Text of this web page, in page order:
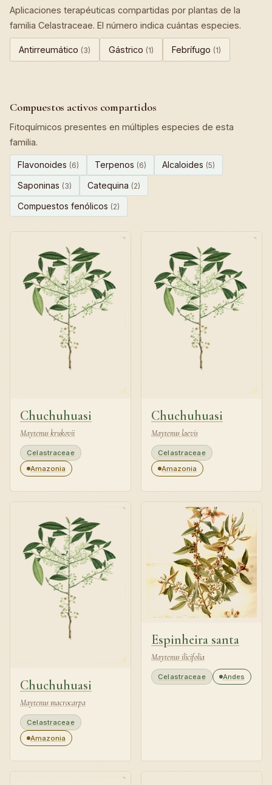
Aplicaciones terapéuticas compartidas por plantas de la
familia Celastraceae. El número indica cuántas especies.
Antirreumático (3) Gástrico (1) Febrífugo (1)
Compuestos activos compartidos
Fitoquímicos presentes en múltiples especies de esta
familia.
Flavonoides (6) Terpenos (6) Alcaloides (5)
Saponinas (3) Catequina (2)
Compuestos fenólicos (2)
Chuchuhuasi
Maytenus krukovii
Celastraceae
Amazonia
Chuchuhuasi
Maytenus laevis
Celastraceae
Amazonia
Chuchuhuasi
Maytenus macrocarpa
Celastraceae
Amazonia
Espinheira santa
Maytenus ilicifolia
Celastraceae Andes